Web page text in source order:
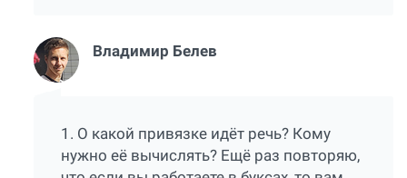
Владимир Белев
1. О какой привязке идёт речь? Кому
нужно её вычислять? Ещё раз повторяю,